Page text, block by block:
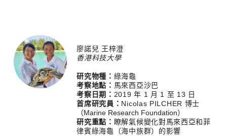
廖諾兒 王梓澄
香港科技大學
研究物種： 綠海龜
考察地點： 馬來西亞沙巴
考察日期： 2019 年 1 月 1 至 13 日
首席研究員： Nicolas PILCHER 博士
（Marine Research Foundation）
研究重點： 瞭解氣候變化對馬來西亞和菲
律賓綠海龜（海中族群）的影響